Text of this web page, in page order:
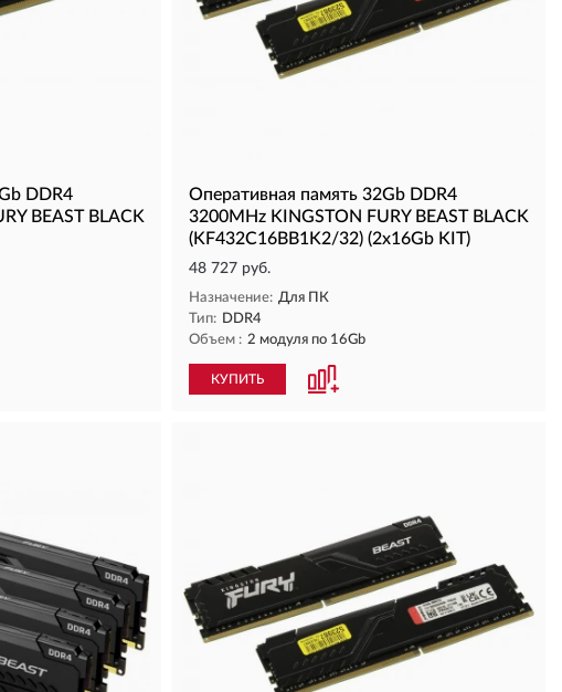
DDR4
BEAST BLACK
Оперативная память 32Gb DDR4
3200MHz KINGSTON FURY BEAST BLACK
(KF432C16BB1K2/32) (2x16Gb KIT)
48 727 руб.
Назначение: Для ПК
Тип: DDR4
Объем : 2 модуля по 16Gb
КУПИТЬ